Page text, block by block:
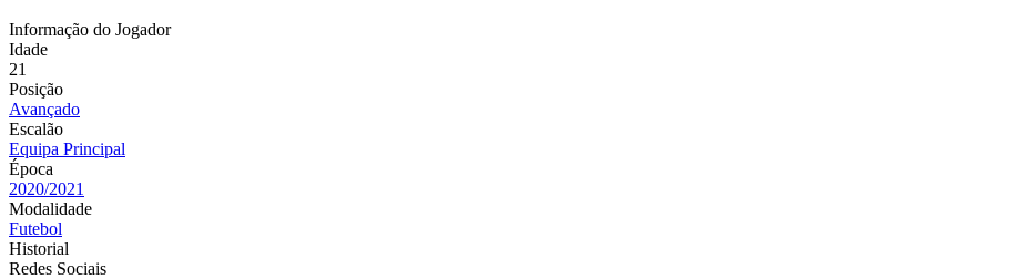
Informação do Jogador
Idade
21
Posição
Avançado
Escalão
Equipa Principal
Época
2020/2021
Modalidade
Futebol
Historial
Redes Sociais